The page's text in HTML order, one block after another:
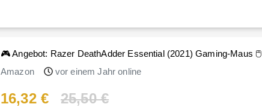
🎮 Angebot: Razer DeathAdder Essential (2021) Gaming-Maus 🖱️
Amazon
vor einem Jahr online
16,32 € 25,50 €